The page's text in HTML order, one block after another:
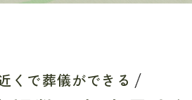
くで葬儀ができる